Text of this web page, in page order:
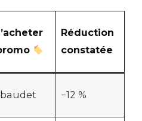
Réduction
constatée
−12 %